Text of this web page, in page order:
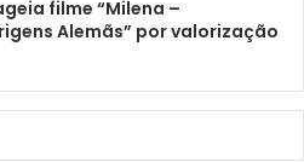
filme “Milena –
Alemãs” por valorização